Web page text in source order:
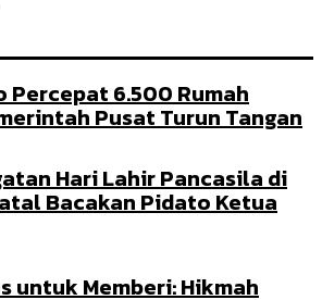
Percepat 6.500 Rumah
Pusat Turun Tangan
Hari Lahir Pancasila di
Bacakan Pidato Ketua
untuk Memberi: Hikmah